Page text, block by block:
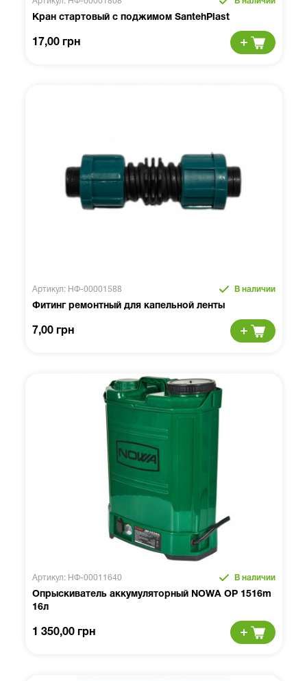
Кран стартовый с поджимом SantehPlast
17,00 грн
Артикул: НФ-00001588 В наличии
Фитинг ремонтный для капельной ленты
7,00 грн
Артикул: НФ-00011640 В наличии
Опрыскиватель аккумуляторный NOWA OP 1516m
16л
1 350,00 грн